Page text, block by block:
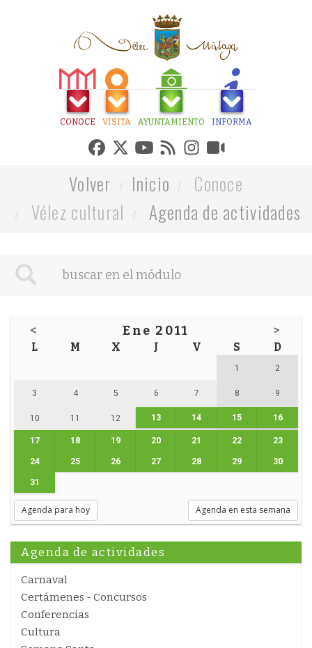
CONOCE VISITA AYUNTAMIENTO INFORMA
Volver Inicio
Conoce
Vélez cultural
Agenda de actividades
< Ene 2011 >
L M X J V S D
1 2
3 4 5 6 7 8 9
10 11 12 13 14 15 16
17 18 19 20 21 22 23
24 25 26 27 28 29 30
31
Agenda para hoy Agenda en esta semana
Agenda de actividades
Carnaval
Certámenes - Concursos
Conferencias
Cultura